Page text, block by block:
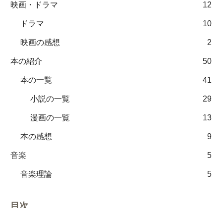
映画・ドラマ 12
ドラマ 10
映画の感想 2
本の紹介 50
本の一覧 41
小説の一覧 29
漫画の一覧 13
本の感想 9
音楽 5
音楽理論 5